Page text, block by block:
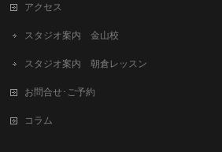
アクセス
スタジオ案内 金山校
スタジオ案内 朝倉レッスン
お問合せ･ご予約
コラム